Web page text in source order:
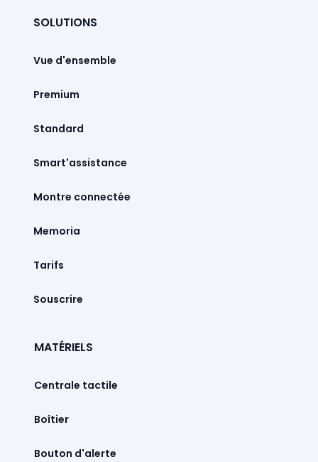
SOLUTIONS
Vue d'ensemble
Premium
Standard
Smart'assistance
Montre connectée
Memoria
Tarifs
Souscrire
MATÉRIELS
Centrale tactile
Boîtier
Bouton d'alerte